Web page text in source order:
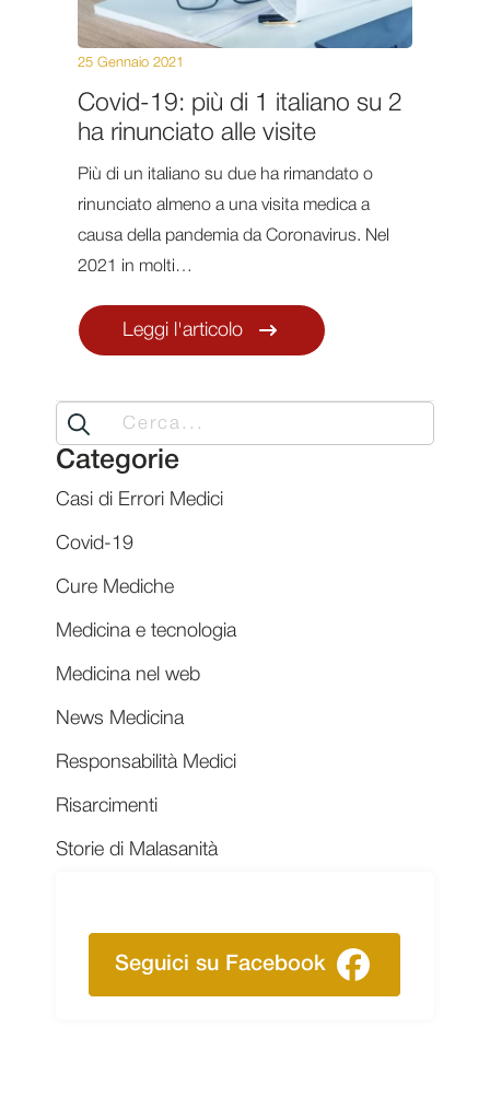
Covid-19: più di 1 italiano su 2
ha rinunciato alle visite
25 Gennaio 2021
Più di un italiano su due ha rimandato o
rinunciato almeno a una visita medica a
causa della pandemia da Coronavirus. Nel
2021 in molti…
Leggi l'articolo
Search
for:
Categorie
Casi di Errori Medici
Covid-19
Cure Mediche
Medicina e tecnologia
Medicina nel web
News Medicina
Responsabilità Medici
Risarcimenti
Storie di Malasanità
Seguici su Facebook